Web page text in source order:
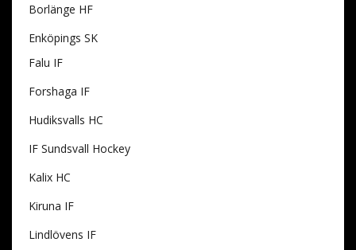
Borlänge HF
Enköpings SK
Falu IF
Forshaga IF
Hudiksvalls HC
IF Sundsvall Hockey
Kalix HC
Kiruna IF
Lindlövens IF